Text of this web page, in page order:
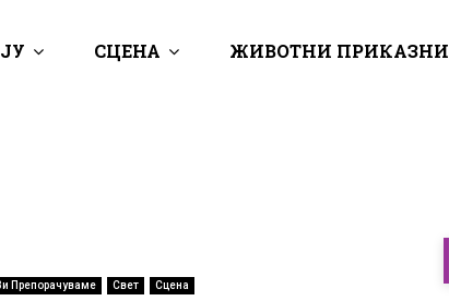
СЦЕНА ЖИВОТНИ ПРИКАЗНИ
Препорачуваме Свет Сцена